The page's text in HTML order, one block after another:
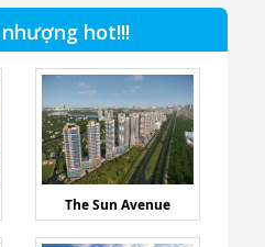
hot!!!
The Sun Avenue